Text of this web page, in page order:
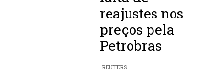
reajustes nos
preços pela
Petrobras
REUTERS